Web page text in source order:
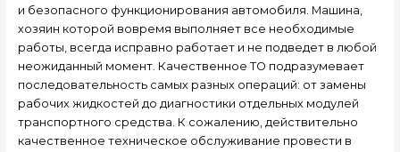
и безопасного функционирования автомобиля. Машина,
хозяин которой вовремя выполняет все необходимые
работы, всегда исправно работает и не подведет в любой
неожиданный момент. Качественное ТО подразумевает
последовательность самых разных операций: от замены
рабочих жидкостей до диагностики отдельных модулей
транспортного средства. К сожалению, действительно
качественное техническое обслуживание провести в